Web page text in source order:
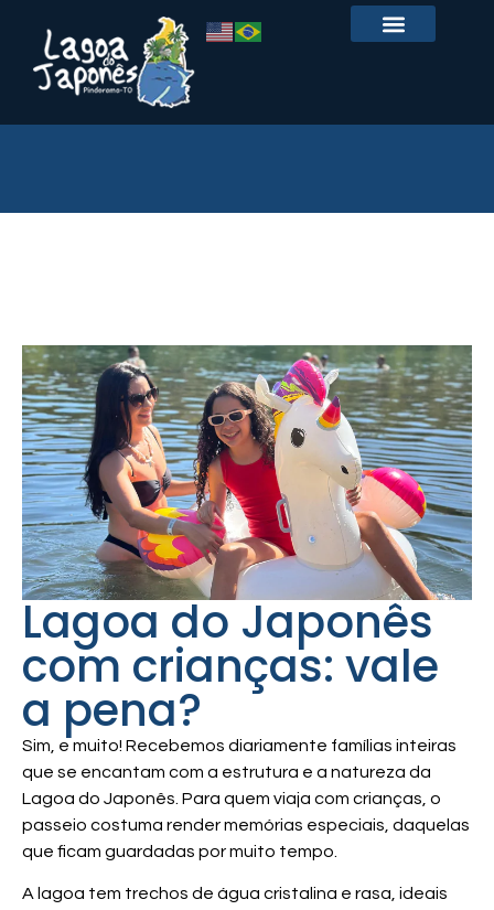
Lagoa do Japonês
com crianças: vale
a pena?
Sim, e muito! Recebemos diariamente famílias inteiras
que se encantam com a estrutura e a natureza da
Lagoa do Japonês. Para quem viaja com crianças, o
passeio costuma render memórias especiais, daquelas
que ficam guardadas por muito tempo.
A lagoa tem trechos de água cristalina e rasa, ideais